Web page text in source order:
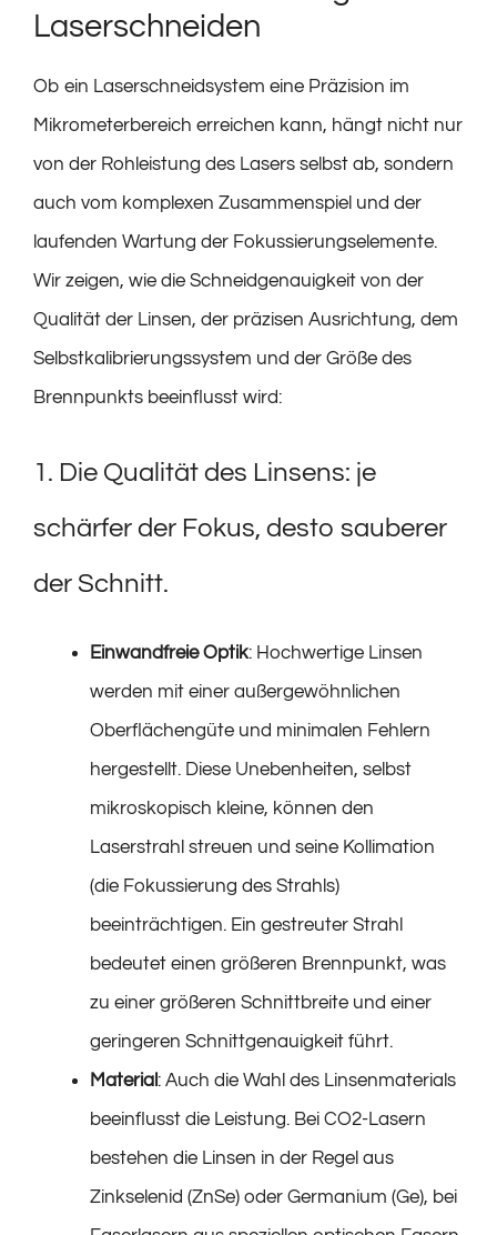
Laserschneiden
Ob ein Laserschneidsystem eine Präzision im
Mikrometerbereich erreichen kann, hängt nicht nur
von der Rohleistung des Lasers selbst ab, sondern
auch vom komplexen Zusammenspiel und der
laufenden Wartung der Fokussierungselemente.
Wir zeigen, wie die Schneidgenauigkeit von der
Qualität der Linsen, der präzisen Ausrichtung, dem
Selbstkalibrierungssystem und der Größe des
Brennpunkts beeinflusst wird:
1. Die Qualität des Linsens: je
schärfer der Fokus, desto sauberer
der Schnitt.
Einwandfreie Optik: Hochwertige Linsen
werden mit einer außergewöhnlichen
Oberflächengüte und minimalen Fehlern
hergestellt. Diese Unebenheiten, selbst
mikroskopisch kleine, können den
Laserstrahl streuen und seine Kollimation
(die Fokussierung des Strahls)
beeinträchtigen. Ein gestreuter Strahl
bedeutet einen größeren Brennpunkt, was
zu einer größeren Schnittbreite und einer
geringeren Schnittgenauigkeit führt.
Material : Auch die Wahl des Linsenmaterials
beeinflusst die Leistung. Bei CO2-Lasern
bestehen die Linsen in der Regel aus
Zinkselenid (ZnSe) oder Germanium (Ge), bei